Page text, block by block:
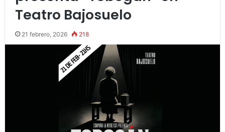
Teatro Bajosuelo
21 febrero, 2026 218